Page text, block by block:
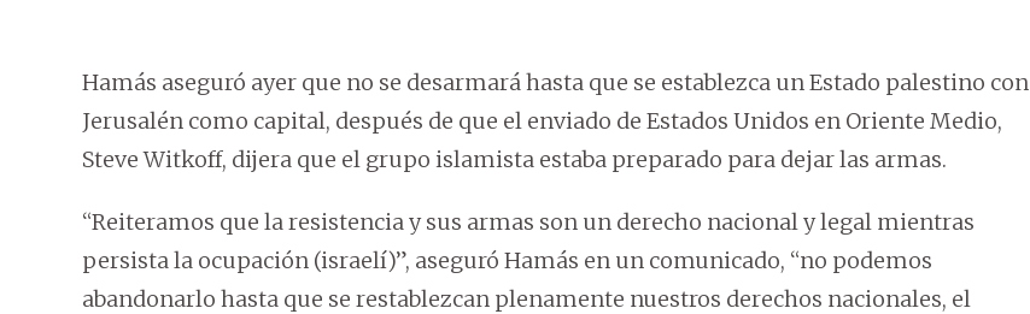
Hamás aseguró ayer que no se desarmará hasta que se establezca un Estado palestino con
Jerusalén como capital, después de que el enviado de Estados Unidos en Oriente Medio,
Steve Witkoff, dijera que el grupo islamista estaba preparado para dejar las armas.
“Reiteramos que la resistencia y sus armas son un derecho nacional y legal mientras
persista la ocupación (israelí)”, aseguró Hamás en un comunicado, “no podemos
abandonarlo hasta que se restablezcan plenamente nuestros derechos nacionales, el